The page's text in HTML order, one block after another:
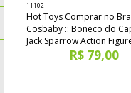
11102
Hot Toys Comprar no
Cosbaby :: Boneco do
Jack Sparrow Action
R$ 79,00